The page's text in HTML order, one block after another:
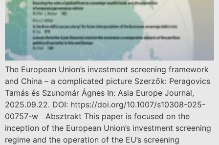
The European Union’s investment screening framework
and China – a complicated picture Szerzők: Peragovics
Tamás és Szunomár Ágnes In: Asia Europe Journal,
2025.09.22. DOI: https://doi.org/10.1007/s10308-025-
00757-w Absztrakt This paper is focused on the
inception of the European Union’s investment screening
regime and the operation of the EU’s screening